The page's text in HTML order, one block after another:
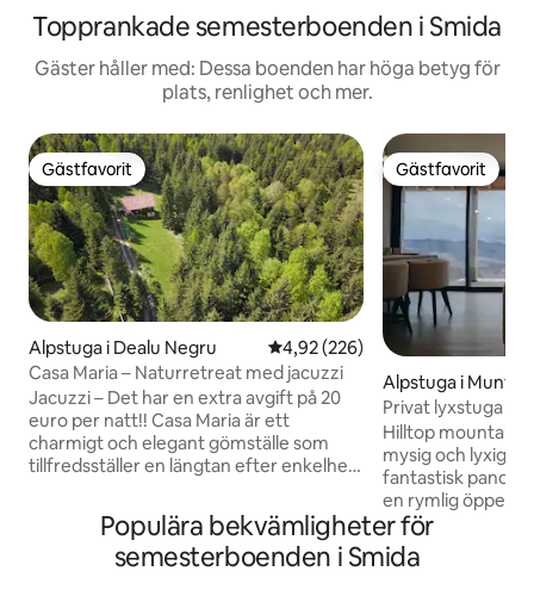
Topprankade semesterboenden i Smida
Gäster håller med: Dessa boenden har höga betyg för
plats, renlighet och mer.
Gästfavorit
Gästfavorit
Alpstuga i Dealu Negru 4,92 av 5 i genomsnittligt
4,92 (226)
Casa Maria – Naturretreat med jacuzzi
Jacuzzi – Det har en extra avgift på 20
euro per natt!! Casa Maria är ett
charmigt och elegant gömställe som
tillfredsställer en längtan efter enkelhet,
inte bara kraften att få människor i
kontakt med sin omgivning, utan också
med sig själva och sina älskade. Det
Gästfavorit
Gästfavorit
Alpstuga i
Privat lyxstuga •
Hilltop mountain
mysig och lyxig
fantastisk
en rymlig öppen
fristående öppen
som mittpunkt i
De stora fönstren
Populära bekvämligheter för
semesterboenden i Smida